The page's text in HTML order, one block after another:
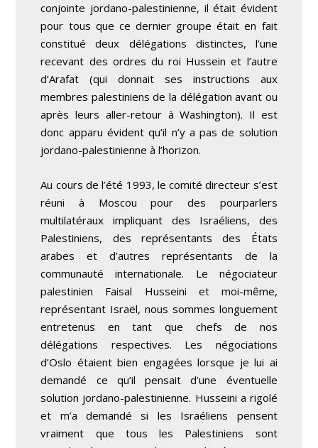
conjointe jordano-palestinienne, il était évident
pour tous que ce dernier groupe était en fait
constitué deux délégations distinctes, l’une
recevant des ordres du roi Hussein et l’autre
d’Arafat (qui donnait ses instructions aux
membres palestiniens de la délégation avant ou
après leurs aller-retour à Washington). Il est
donc apparu évident qu’il n’y a pas de solution
jordano-palestinienne à l’horizon.
Au cours de l’été 1993, le comité directeur s’est
réuni à Moscou pour des pourparlers
multilatéraux impliquant des Israéliens, des
Palestiniens, des représentants des États
arabes et d’autres représentants de la
communauté internationale. Le négociateur
palestinien Faisal Husseini et moi-même,
représentant Israël, nous sommes longuement
entretenus en tant que chefs de nos
délégations respectives. Les négociations
d’Oslo étaient bien engagées lorsque je lui ai
demandé ce qu’il pensait d’une éventuelle
solution jordano-palestinienne. Husseini a rigolé
et m’a demandé si les Israéliens pensent
vraiment que tous les Palestiniens sont